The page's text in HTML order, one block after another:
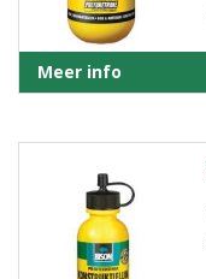
Meer info